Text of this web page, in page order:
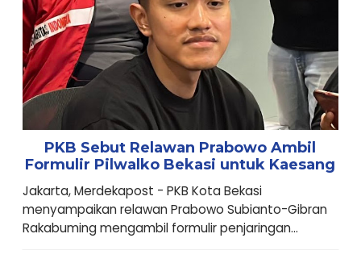
PKB Sebut Relawan Prabowo Ambil
Formulir Pilwalko Bekasi untuk Kaesang
Jakarta, Merdekapost - PKB Kota Bekasi
menyampaikan relawan Prabowo Subianto-Gibran
Rakabuming mengambil formulir penjaringan...